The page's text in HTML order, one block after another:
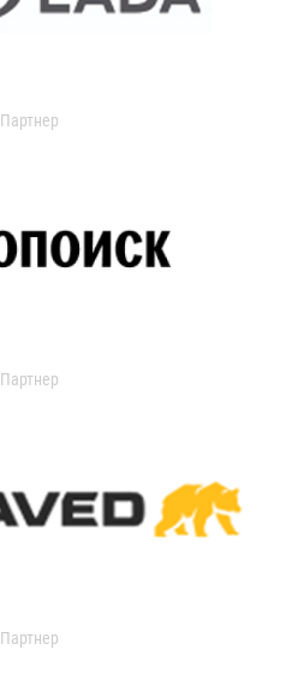
Партнер
Партнер
Партнер